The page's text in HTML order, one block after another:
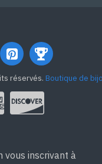
réservés. Boutique de
vous inscrivant à